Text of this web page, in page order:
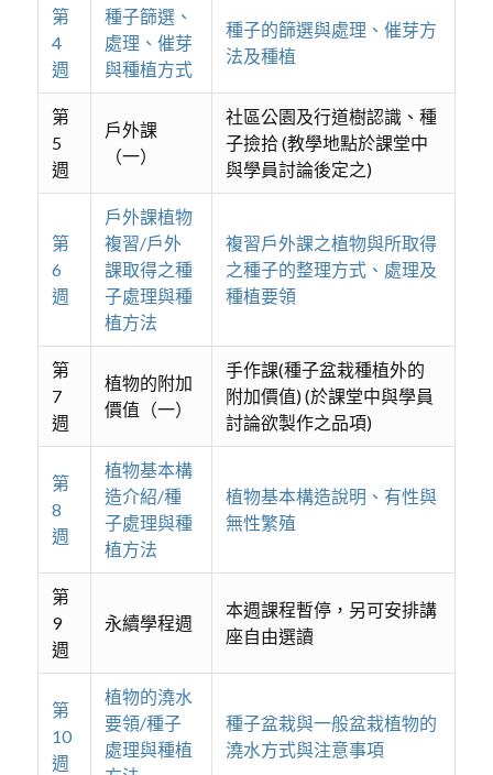
第
4
週
種子篩選、
處理、催芽
與種植方式
種子的篩選與處理、催芽方
法及種植
第
5
週
戶外課
（一）
社區公園及行道樹認識、種
子撿拾 (教學地點於課堂中
與學員討論後定之)
第
6
週
戶外課植物
複習/戶外
課取得之種
子處理與種
植方法
複習戶外課之植物與所取得
之種子的整理方式、處理及
種植要領
第
7
週
植物的附加
價值（一）
手作課(種子盆栽種植外的
附加價值) (於課堂中與學員
討論欲製作之品項)
第
8
週
植物基本構
造介紹/種
子處理與種
植方法
植物基本構造說明、有性與
無性繁殖
第
9
週
永續學程週
本週課程暫停，另可安排講
座自由選讀
第
10
週
植物的澆水
要領/種子
處理與種植
種子盆栽與一般盆栽植物的
澆水方式與注意事項